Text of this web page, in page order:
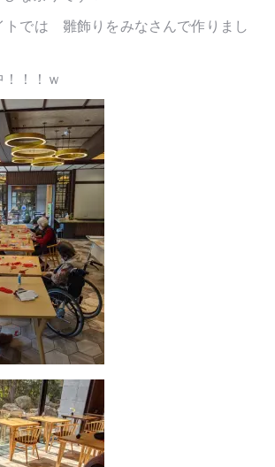
トでは 雛飾りをみなさんで作りまし
！！ｗ